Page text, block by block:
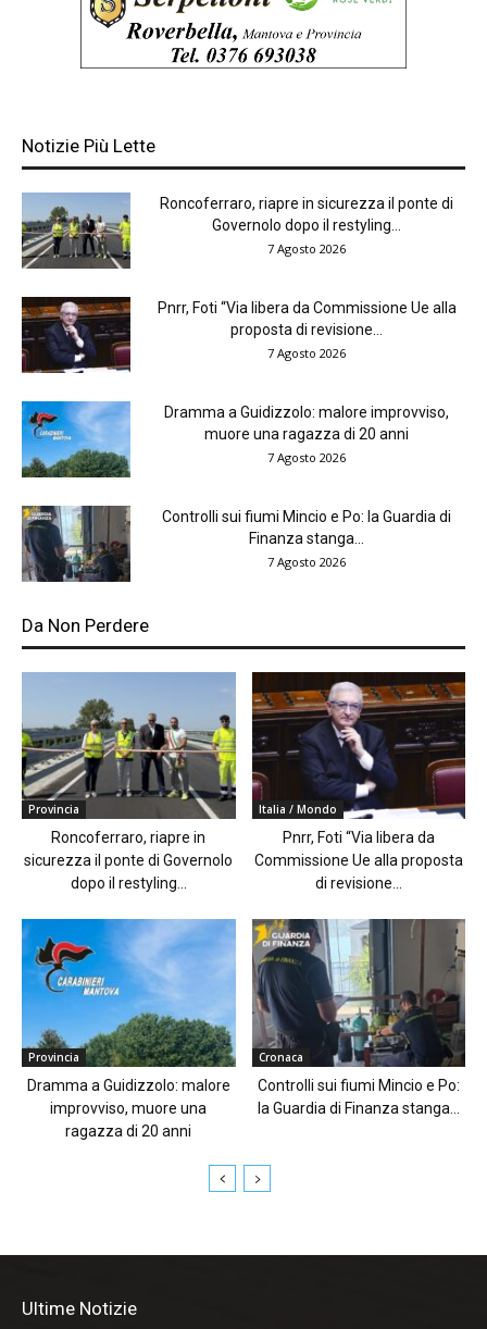
Notizie Più Lette
Roncoferraro, riapre in sicurezza il ponte di
Governolo dopo il restyling...
7 Agosto 2026
Pnrr, Foti “Via libera da Commissione Ue alla
proposta di revisione...
7 Agosto 2026
Dramma a Guidizzolo: malore improvviso,
muore una ragazza di 20 anni
7 Agosto 2026
Controlli sui fiumi Mincio e Po: la Guardia di
Finanza stanga...
7 Agosto 2026
Da Non Perdere
Provincia
Roncoferraro, riapre in
sicurezza il ponte di Governolo
dopo il restyling...
Italia / Mondo
Pnrr, Foti “Via libera da
Commissione Ue alla proposta
di revisione...
Provincia
Dramma a Guidizzolo: malore
improvviso, muore una
ragazza di 20 anni
Cronaca
Controlli sui fiumi Mincio e Po:
la Guardia di Finanza stanga...
Ultime Notizie